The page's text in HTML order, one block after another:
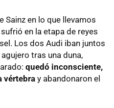
Sainz en lo que llevamos
en la etapa de reyes
Los dos Audi iban juntos
tras una duna,
quedó inconsciente,
vértebra y abandonaron el